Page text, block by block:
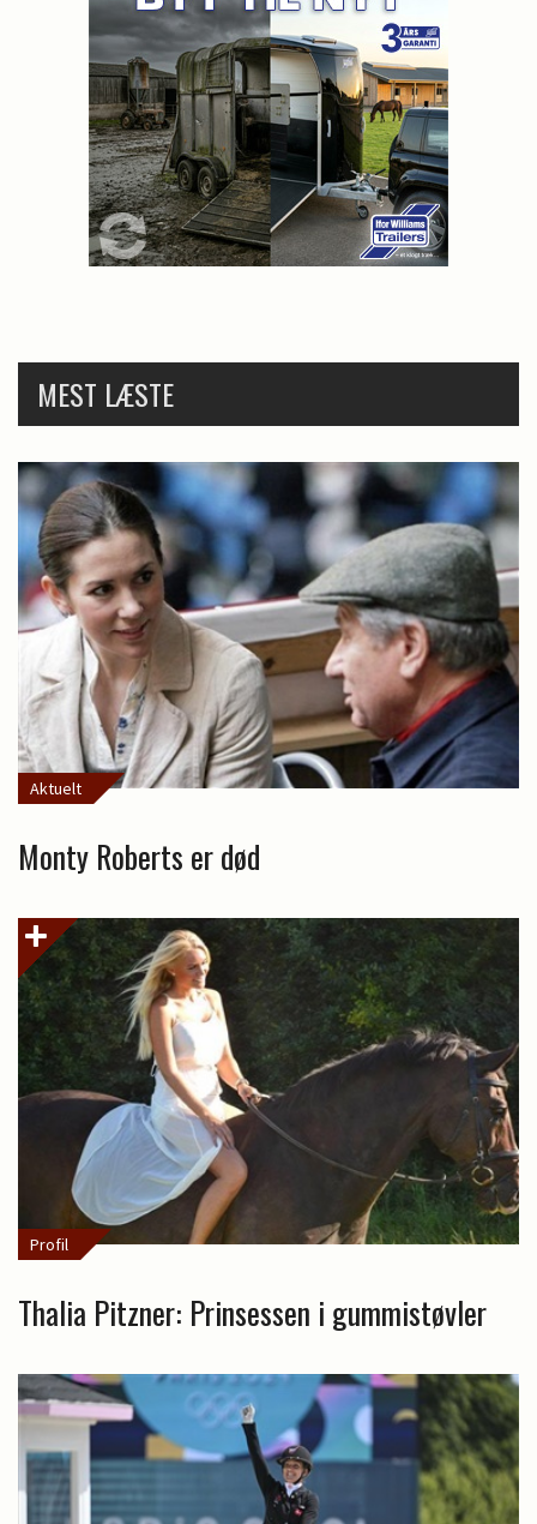
MEST LÆSTE
Aktuelt
Monty Roberts er død
Profil
Thalia Pitzner: Prinsessen i gummistøvler